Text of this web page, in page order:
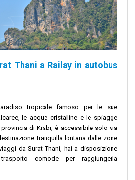
Thani a Railay in autobus
tropicale famoso per le sue
le acque cristalline e le spiagge
di Krabi, è accessibile solo via
tranquilla lontana dalle zone
da Surat Thani, hai a disposizione
comode per raggiungerla